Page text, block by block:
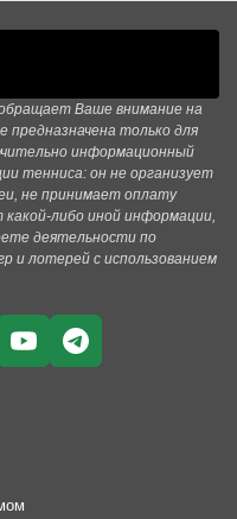
Ваше внимание на
только для
информационный
тенниса: он не организует
не принимает оплату
либо иной информации,
деятельности по
и лотерей с использованием